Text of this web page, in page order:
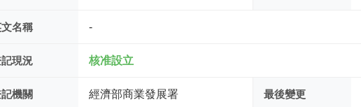
名稱 -
現況 核准設立
機關 經濟部商業發展署 最後變更